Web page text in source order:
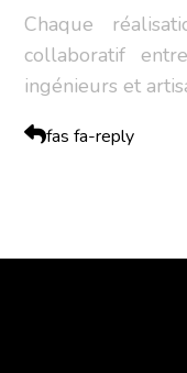
Chaque
collaboratif
ingénieurs et
fas fa-reply